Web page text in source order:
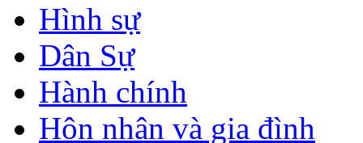
Hình sự
Dân Sự
Hành chính
Hôn nhân và gia đình